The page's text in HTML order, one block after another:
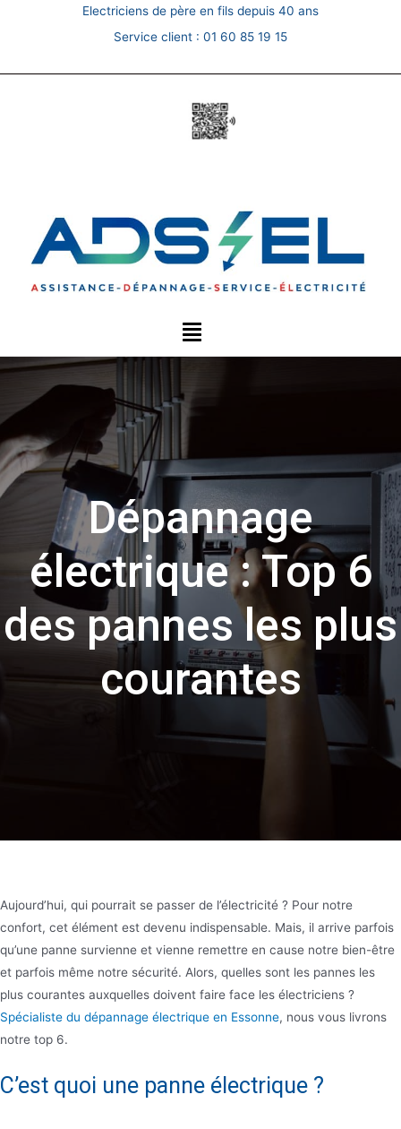
Electriciens de père en fils depuis 40 ans
Service client : 01 60 85 19 15
Dépannage
électrique : Top 6
des pannes les plus
courantes
Aujourd’hui, qui pourrait se passer de l’électricité ? Pour notre
confort, cet élément est devenu indispensable. Mais, il arrive parfois
qu’une panne survienne et vienne remettre en cause notre bien-être
et parfois même notre sécurité. Alors, quelles sont les pannes les
plus courantes auxquelles doivent faire face les électriciens ?
Spécialiste du dépannage électrique en Essonne, nous vous livrons
notre top 6.
C’est quoi une panne électrique ?